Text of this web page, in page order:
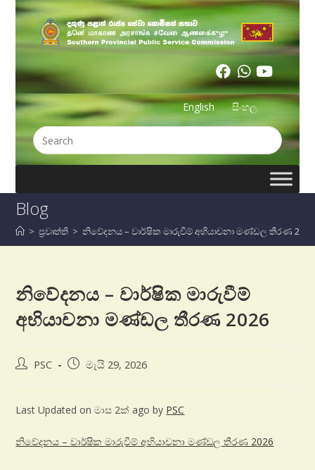
සිංහල
English
Blog
> ප්‍රවෘත්ති > නිවේදනය – වාර්ෂික මාරුවීම් අභියාචනා මණ්ඩල තීරණ 2026
නිවේදනය – වාර්ෂික මාරුවීම්
අභියාචනා මණ්ඩල තීරණ 2026
PSC මැයි 29, 2026
Last Updated on මාස 2ක් ago by PSC
නිවේදනය – වාර්ෂික මාරුවීම් අභියාචනා මණ්ඩල තීරණ 2026